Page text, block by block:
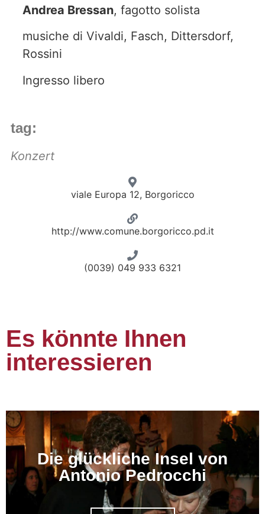
Andrea Bressan, fagotto solista
musiche di Vivaldi, Fasch, Dittersdorf,
Rossini
Ingresso libero
tag:
Konzert
viale Europa 12, Borgoricco
http://www.comune.borgoricco.pd.it
(0039) 049 933 6321
Es könnte Ihnen
interessieren
Die glückliche Insel von
Antonio Pedrocchi